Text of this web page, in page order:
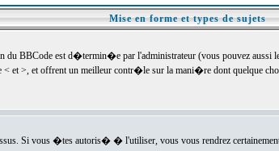
Mise en forme et types de sujets
BBCode est d�termin�e par l'administrateur (vous pouvez aussi
< et >, et offrent un meilleur contr�le sur la mani�re dont quelque
Si vous �tes autoris� � l'utiliser, vous vous rendrez certainement